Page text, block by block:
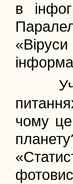
в
Учні
чому